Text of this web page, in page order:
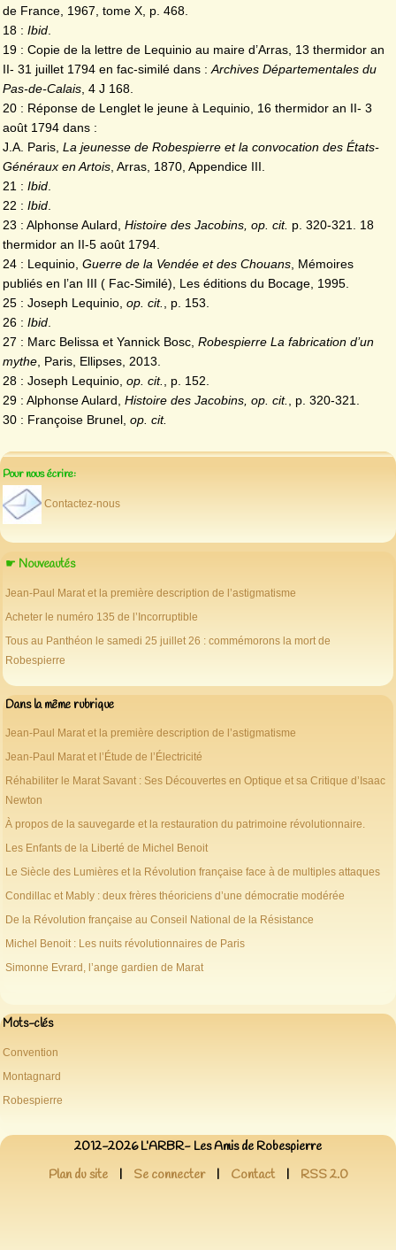
de France, 1967, tome X, p. 468.
18 : Ibid.
19 : Copie de la lettre de Lequinio au maire d’Arras, 13 thermidor an
II- 31 juillet 1794 en fac-similé dans :Archives Départementales du
Pas-de-Calais, 4 J 168.
20 : Réponse de Lenglet le jeune à Lequinio, 16 thermidor an II- 3
août 1794 dans :
J.A. Paris, La jeunesse de Robespierre et la convocation des États-
Généraux en Artois, Arras, 1870, Appendice III.
21 : Ibid.
22 : Ibid.
23 : Alphonse Aulard, Histoire des Jacobins, op. cit. p. 320-321. 18
thermidor an II-5 août 1794.
24 : Lequinio, Guerre de la Vendée et des Chouans, Mémoires
publiés en l’an III ( Fac-Similé), Les éditions du Bocage, 1995.
25 : Joseph Lequinio, op. cit., p. 153.
26 : Ibid.
27 : Marc Belissa et Yannick Bosc, Robespierre La fabrication d’un
mythe, Paris, Ellipses, 2013.
28 : Joseph Lequinio, op. cit., p. 152.
29 : Alphonse Aulard, Histoire des Jacobins, op. cit., p. 320-321.
30 : Françoise Brunel, op. cit.
Pour nous écrire:
Contactez-nous
☛ Nouveautés
Jean-Paul Marat et la première description de l’astigmatisme
Acheter le numéro 135 de l’Incorruptible
Tous au Panthéon le samedi 25 juillet 26 : commémorons la mort de
Robespierre
Dans la même rubrique
Jean-Paul Marat et la première description de l’astigmatisme
Jean-Paul Marat et l’Étude de l’Électricité
Réhabiliter le Marat Savant : Ses Découvertes en Optique et sa Critique d’Isaac
Newton
À propos de la sauvegarde et la restauration du patrimoine révolutionnaire.
Les Enfants de la Liberté de Michel Benoit
Le Siècle des Lumières et la Révolution française face à de multiples attaques
Condillac et Mably : deux frères théoriciens d’une démocratie modérée
De la Révolution française au Conseil National de la Résistance
Michel Benoit : Les nuits révolutionnaires de Paris
Simonne Evrard, l’ange gardien de Marat
Mots-clés
Convention
Montagnard
Robespierre
2012-2026 L’ARBR- Les Amis de Robespierre
Plan du site
| Se connecter | Contact | RSS 2.0